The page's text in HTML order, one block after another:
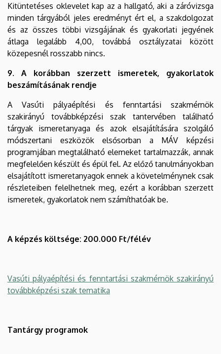
Kitüntetéses oklevelet kap az a hallgató, aki a záróvizsga
minden tárgyából jeles eredményt ért el, a szakdolgozat
és az összes többi vizsgájának és gyakorlati jegyének
átlaga legalább 4,00, továbbá osztályzatai között
közepesnél rosszabb nincs.
9. A korábban szerzett ismeretek, gyakorlatok
beszámításának rendje
A Vasúti pályaépítési és fenntartási szakmérnök
szakirányú továbbképzési szak tantervében található
tárgyak ismeretanyaga és azok elsajátítására szolgáló
módszertani eszközök elsősorban a MÁV képzési
programjában megtalálható elemeket tartalmazzák, annak
megfelelően készült és épül fel. Az előző tanulmányokban
elsajátított ismeretanyagok ennek a követelménynek csak
részleteiben felelhetnek meg, ezért a korábban szerzett
ismeretek, gyakorlatok nem számíthatóak be.
A képzés költsége: 200.000 Ft/félév
Vasúti pályaépítési és fenntartási szakmérnök szakirányú
továbbképzési szak tematika
Tantárgy programok